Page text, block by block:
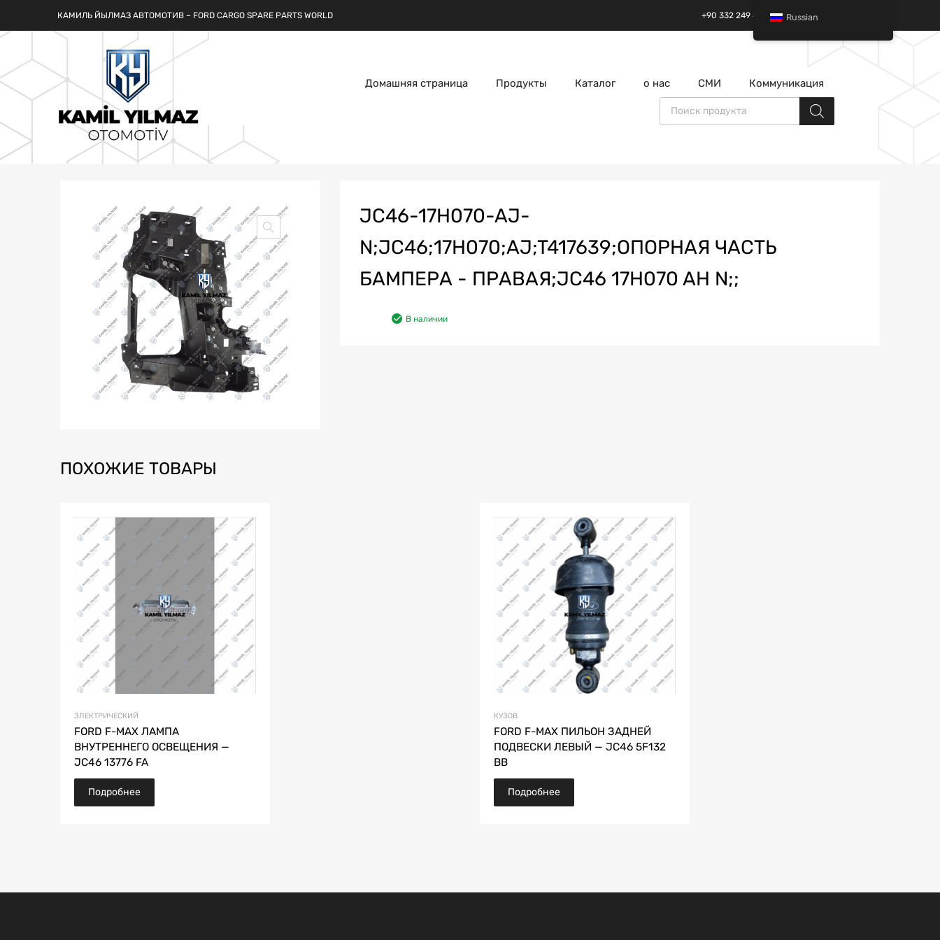
КАМИЛЬ ЙЫЛМАЗ АВТОМОТИВ – FORD CARGO SPARE PARTS WORLD +90 332 249 49 01 | +90 532 685 32 42
Домашняя страница Продукты Каталог о нас СМИ Коммуникация
Поиск товаров
JC46-17H070-AJ-
N;JC46;17H070;AJ;T417639;ОПОРНАЯ ЧАСТЬ
БАМПЕРА - ПРАВАЯ;JC46 17H070 AH N;;
В наличии
ПОХОЖИЕ ТОВАРЫ
ЭЛЕКТРИЧЕСКИЙ
FORD F-MAX ЛАМПА
ВНУТРЕННЕГО ОСВЕЩЕНИЯ —
JC46 13776 FA
Подробнее
КУЗОВ
FORD F-MAX ПИЛЬОН ЗАДНЕЙ
ПОДВЕСКИ ЛЕВЫЙ — JC46 5F132
BB
Подробнее
Russian